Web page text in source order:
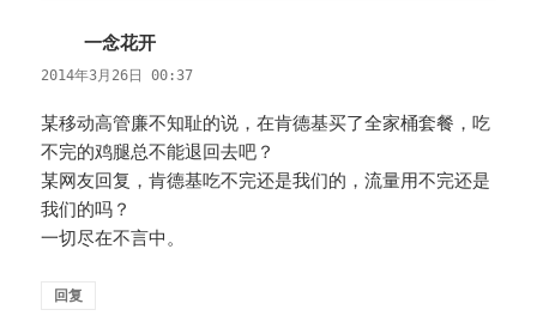
一念花开
道：
2014年3月26日 00:37
某移动高管廉不知耻的说，在肯德基买了全家桶套餐，吃
不完的鸡腿总不能退回去吧？
某网友回复，肯德基吃不完还是我们的，流量用不完还是
我们的吗？
一切尽在不言中。
回复